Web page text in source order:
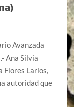
Avanzada
Ana Silvia
Flores Larios,
autoridad que